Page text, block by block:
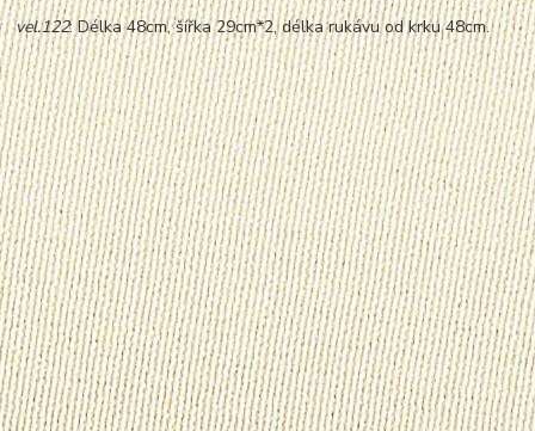
vel.122: Délka 48cm, šířka 29cm*2, délka rukávu od krku 48cm.